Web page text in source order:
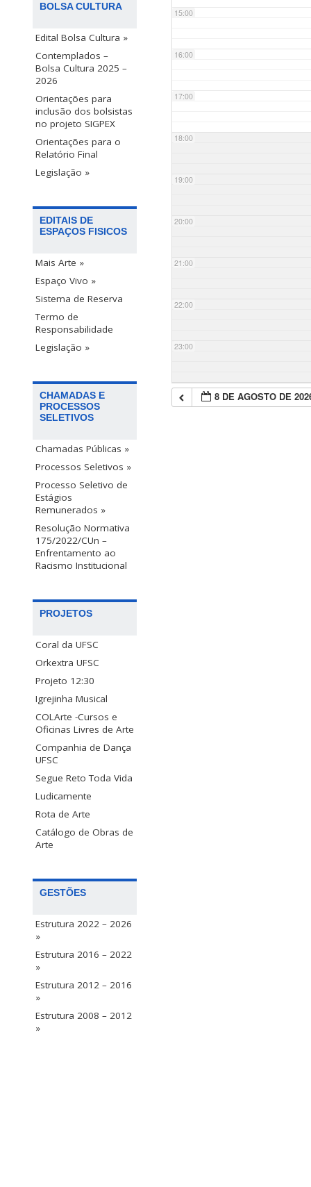
BOLSA CULTURA
Edital Bolsa Cultura »
Contemplados –
Bolsa Cultura 2025 –
2026
Orientações para
inclusão dos bolsistas
no projeto SIGPEX
Orientações para o
Relatório Final
Legislação »
EDITAIS DE
ESPAÇOS FISICOS
Mais Arte »
Espaço Vivo »
Sistema de Reserva
Termo de
Responsabilidade
Legislação »
CHAMADAS E
PROCESSOS
SELETIVOS
Chamadas Públicas »
Processos Seletivos »
Processo Seletivo de
Estágios
Remunerados »
Resolução Normativa
175/2022/CUn –
Enfrentamento ao
Racismo Institucional
PROJETOS
Coral da UFSC
Orkextra UFSC
Projeto 12:30
Igrejinha Musical
COLArte -Cursos e
Oficinas Livres de Arte
Companhia de Dança
UFSC
Segue Reto Toda Vida
Ludicamente
Rota de Arte
Catálogo de Obras de
Arte
GESTÕES
Estrutura 2022 – 2026
»
Estrutura 2016 – 2022
»
Estrutura 2012 – 2016
»
Estrutura 2008 – 2012
»
15:00
16:00
17:00
18:00
19:00
20:00
21:00
22:00
23:00
8 DE AGOSTO DE